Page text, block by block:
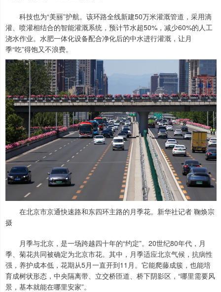
科技也为“美丽”护航。该环路全线新建50万米灌溉管道，采用滴
灌、喷灌相结合的智能灌溉系统，预计节水超50%，减少60%的人工
浇水作业。水肥一体化设备配合净化后的中水进行灌溉，让月
季“吃”得饱又不浪费。
在北京市京通快速路和东四环主路的月季花。新华社记者 鞠焕宗
摄
月季与北京，是一场跨越四十年的“约定”。20世纪80年代，月
季、菊花共同被确定为北京市花。其中，月季适应北京气候，抗病性
强，养护成本低，花期从5月一直开到11月。它能爬藤成簇，也能培
育成树状形态，中央隔离带、立交桥匝道、桥下阴影区，“哪里需要风
景，基本就能在哪里安家”。